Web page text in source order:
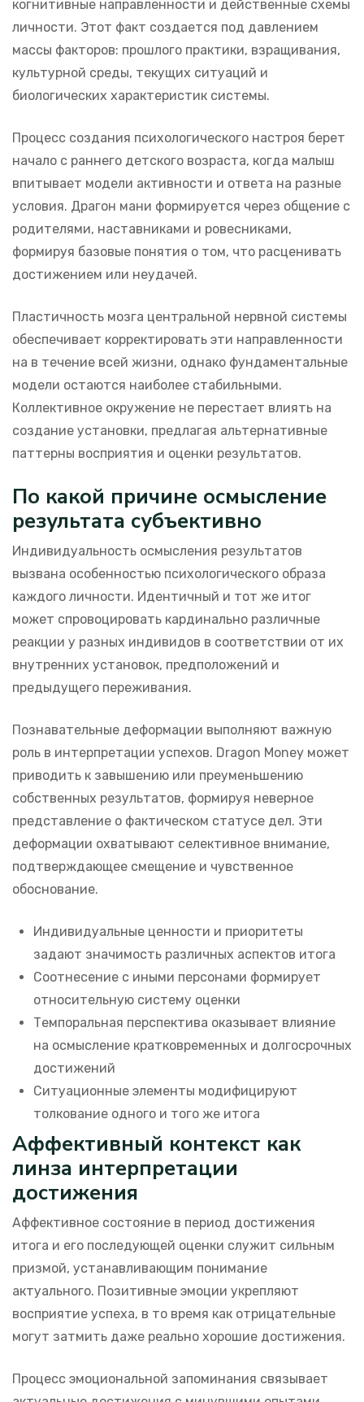
когнитивные направленности и действенные схемы
личности. Этот факт создается под давлением
массы факторов: прошлого практики, взращивания,
культурной среды, текущих ситуаций и
биологических характеристик системы.
Процесс создания психологического настроя берет
начало с раннего детского возраста, когда малыш
впитывает модели активности и ответа на разные
условия. Драгон мани формируется через общение с
родителями, наставниками и ровесниками,
формируя базовые понятия о том, что расценивать
достижением или неудачей.
Пластичность мозга центральной нервной системы
обеспечивает корректировать эти направленности
на в течение всей жизни, однако фундаментальные
модели остаются наиболее стабильными.
Коллективное окружение не перестает влиять на
создание установки, предлагая альтернативные
паттерны восприятия и оценки результатов.
По какой причине осмысление
результата субъективно
Индивидуальность осмысления результатов
вызвана особенностью психологического образа
каждого личности. Идентичный и тот же итог
может спровоцировать кардинально различные
реакции у разных индивидов в соответствии от их
внутренних установок, предположений и
предыдущего переживания.
Познавательные деформации выполняют важную
роль в интерпретации успехов. Dragon Money может
приводить к завышению или преуменьшению
собственных результатов, формируя неверное
представление о фактическом статусе дел. Эти
деформации охватывают селективное внимание,
подтверждающее смещение и чувственное
обоснование.
Индивидуальные ценности и приоритеты
задают значимость различных аспектов итога
Соотнесение с иными персонами формирует
относительную систему оценки
Темпоральная перспектива оказывает влияние
на осмысление кратковременных и долгосрочных
достижений
Ситуационные элементы модифицируют
толкование одного и того же итога
Аффективный контекст как
линза интерпретации
достижения
Аффективное состояние в период достижения
итога и его последующей оценки служит сильным
призмой, устанавливающим понимание
актуального. Позитивные эмоции укрепляют
восприятие успеха, в то время как отрицательные
могут затмить даже реально хорошие достижения.
Процесс эмоциональной запоминания связывает